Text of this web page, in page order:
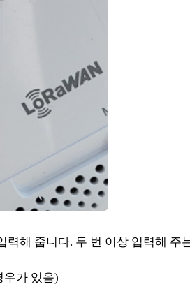
력해 줍니다. 두 번 이상 입력해 주
우가 있음)